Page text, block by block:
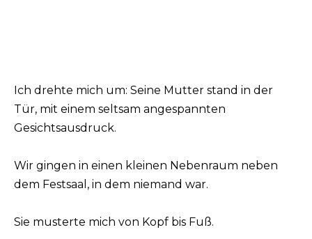
Ich drehte mich um: Seine Mutter stand in der
Tür, mit einem seltsam angespannten
Gesichtsausdruck.
Wir gingen in einen kleinen Nebenraum neben
dem Festsaal, in dem niemand war.
Sie musterte mich von Kopf bis Fuß.